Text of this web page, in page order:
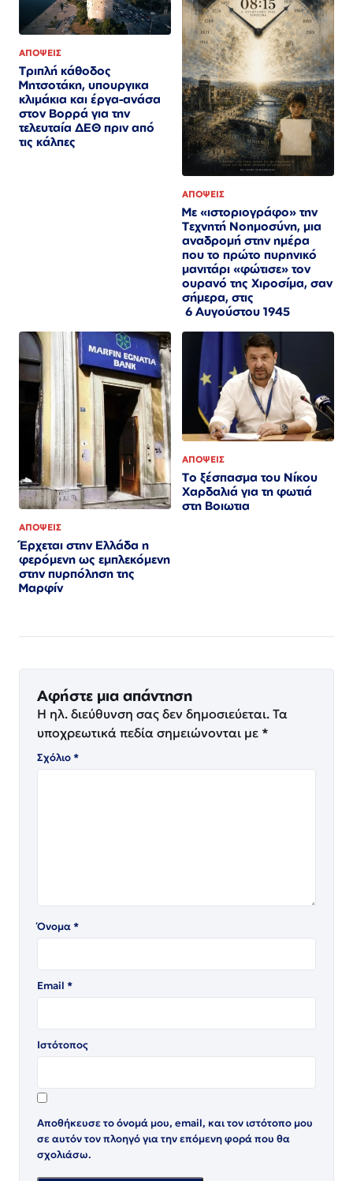
ΑΠΟΨΕΙΣ
Τριπλή κάθοδος
Μητσοτάκη, υπουργικα
κλιμάκια και έργα-ανάσα
στον Βορρά για την
τελευταία ΔΕΘ πριν από
τις κάλπες
ΑΠΟΨΕΙΣ
Με «ιστοριογράφο» την
Τεχνητή Νοημοσύνη, μια
αναδρομή στην ημέρα
που το πρώτο πυρηνικό
μανιτάρι «φώτισε» τον
ουρανό της Χιροσίμα, σαν
σήμερα, στις
6 Αυγούστου 1945
ΑΠΟΨΕΙΣ
Έρχεται στην Ελλάδα η
φερόμενη ως εμπλεκόμενη
στην πυρπόληση της
Μαρφίν
ΑΠΟΨΕΙΣ
Το ξέσπασμα του Νίκου
Χαρδαλιά για τη φωτιά
στη Βοιωτια
Αφήστε μια απάντηση
Η ηλ. διεύθυνση σας δεν δημοσιεύεται. Τα
υποχρεωτικά πεδία σημειώνονται με *
Σχόλιο*
Όνομα*
Email *
Ιστότοπος
Αποθήκευσε το όνομά μου, email, και τον ιστότοπο μου
σε αυτόν τον πλοηγό για την επόμενη φορά που θα
σχολιάσω.